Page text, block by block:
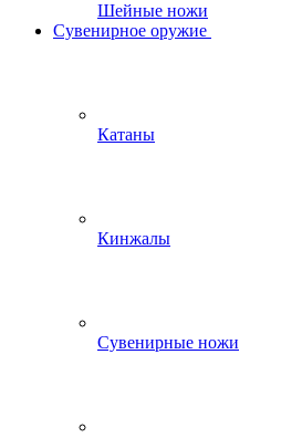
Шейные ножи
Сувенирное оружие
Катаны
Кинжалы
Сувенирные ножи